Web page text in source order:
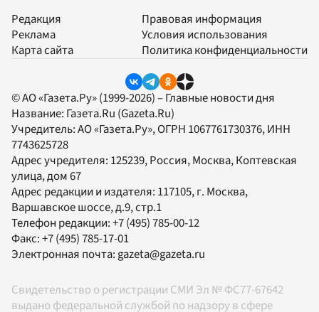
Редакция
Реклама
Карта сайта
Правовая информация
Условия использования
Политика конфиденциальности
© АО «Газета.Ру» (1999-2026) – Главные новости дня
Название: Газета.Ru (Gazeta.Ru)
Учредитель:АО «Газета.Ру», ОГРН 1067761730376, ИНН
7743625728
Адрес учредителя: 125239, Россия, Москва, Коптевская
улица, дом 67
Адрес редакции и издателя: 117105, г. Москва,
Варшавское шоссе, д.9, стр.1
Телефон редакции:+7 (495) 785-00-12
Факс:+7 (495) 785-17-01
Электронная почта: gazeta@gazeta.ru
Свидетельство о регистрации СМИ Эл № ФС77-67642
выдано федеральной службой по надзору в сфере